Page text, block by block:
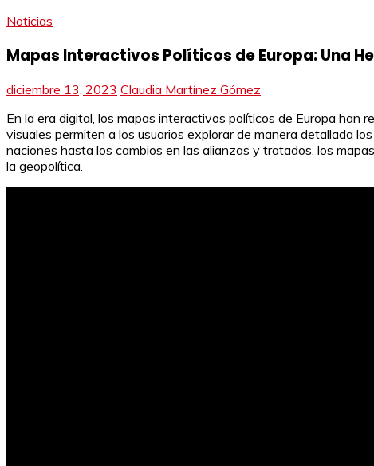
Noticias
Mapas Interactivos Políticos de Europa: Una
diciembre 13, 2023 Claudia Martínez Gómez
En la era digital, los mapas interactivos políticos de Europa
visuales permiten a los usuarios explorar de manera detallada
naciones hasta los cambios en las alianzas y tratados, los
la geopolítica.